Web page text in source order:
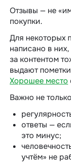
Отзывы — не
покупки.
Для некоторых
написано в
за контентом
выдают
Хорошее место
Важно не
ответы —
это минус;
учтём» не